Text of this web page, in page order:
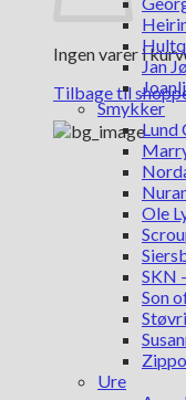
Ingen varer i
Tilbage til
Jan
Smykker
Lund
Ole
SKN
Son
Zippo
Ure